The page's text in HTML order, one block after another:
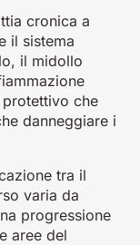
cronica a
il sistema
il midollo
che
danneggiare i
tra il
varia da
progressione
aree del